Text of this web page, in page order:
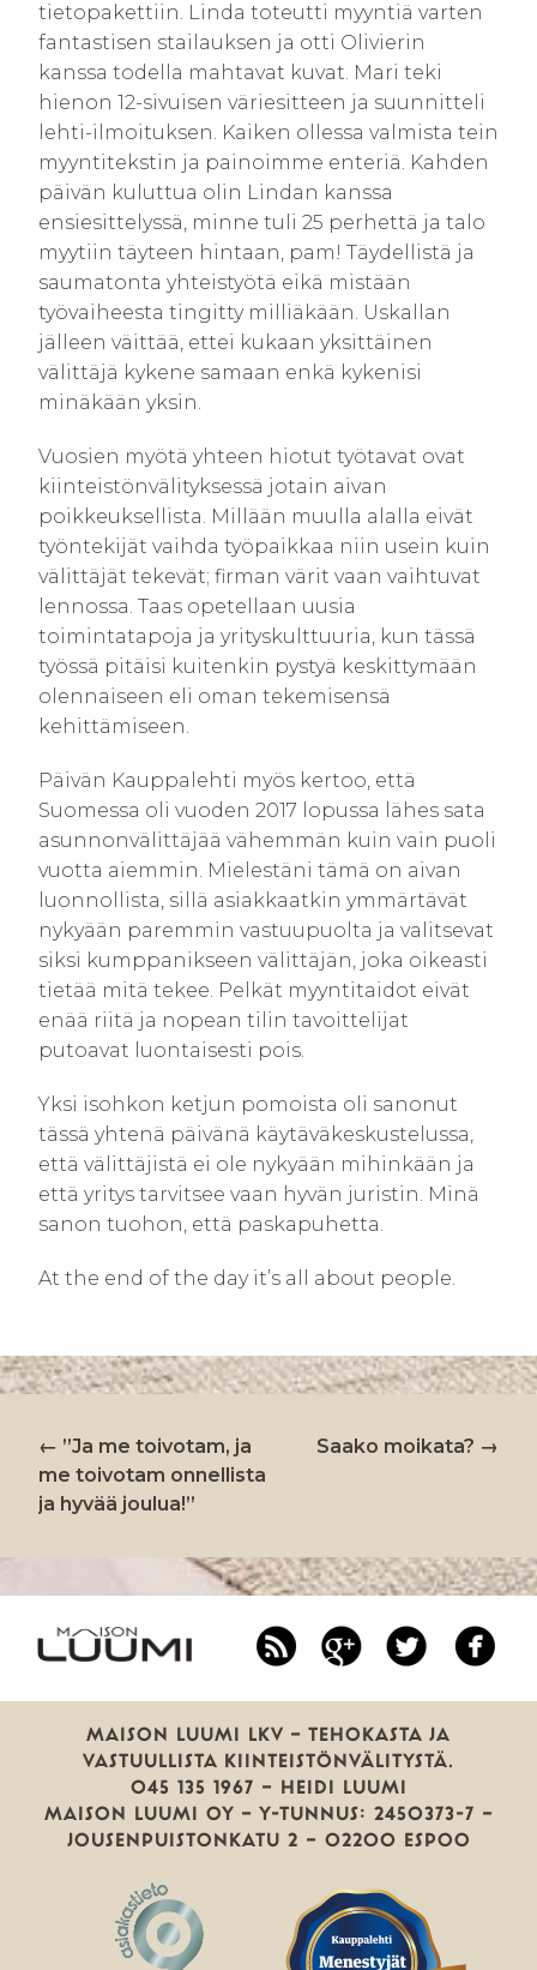
tietopakettiin. Linda toteutti myyntiä varten
fantastisen stailauksen ja otti Olivierin
kanssa todella mahtavat kuvat. Mari teki
hienon 12-sivuisen väriesitteen ja suunnitteli
lehti-ilmoituksen. Kaiken ollessa valmista tein
myyntitekstin ja painoimme enteriä. Kahden
päivän kuluttua olin Lindan kanssa
ensiesittelyssä, minne tuli 25 perhettä ja talo
myytiin täyteen hintaan, pam! Täydellistä ja
saumatonta yhteistyötä eikä mistään
työvaiheesta tingitty milliäkään. Uskallan
jälleen väittää, ettei kukaan yksittäinen
välittäjä kykene samaan enkä kykenisi
minäkään yksin.
Vuosien myötä yhteen hiotut työtavat ovat
kiinteistönvälityksessä jotain aivan
poikkeuksellista. Millään muulla alalla eivät
työntekijät vaihda työpaikkaa niin usein kuin
välittäjät tekevät; firman värit vaan vaihtuvat
lennossa. Taas opetellaan uusia
toimintatapoja ja yrityskulttuuria, kun tässä
työssä pitäisi kuitenkin pystyä keskittymään
olennaiseen eli oman tekemisensä
kehittämiseen.
Päivän Kauppalehti myös kertoo, että
Suomessa oli vuoden 2017 lopussa lähes sata
asunnonvälittäjää vähemmän kuin vain puoli
vuotta aiemmin. Mielestäni tämä on aivan
luonnollista, sillä asiakkaatkin ymmärtävät
nykyään paremmin vastuupuolta ja valitsevat
siksi kumppanikseen välittäjän, joka oikeasti
tietää mitä tekee. Pelkät myyntitaidot eivät
enää riitä ja nopean tilin tavoittelijat
putoavat luontaisesti pois.
Yksi isohkon ketjun pomoista oli sanonut
tässä yhtenä päivänä käytäväkeskustelussa,
että välittäjistä ei ole nykyään mihinkään ja
että yritys tarvitsee vaan hyvän juristin. Minä
sanon tuohon, että paskapuhetta.
At the end of the day it’s all about people.
ARTIKKELIEN
SELAUS
← ”Ja me toivotam, ja
me toivotam onnellista
ja hyvää joulua!”
Saako moikata? →
RSS
Google
Plus
Twitter
MAISON LUUMI LKV — TEHOKASTA JA
VASTUULLISTA KIINTEISTÖNVÄLITYSTÄ.
045 135 1967 — HEIDI LUUMI
MAISON LUUMI OY — Y-TUNNUS: 2450373-7 —
JOUSENPUISTONKATU 2 — 02200 ESPOO